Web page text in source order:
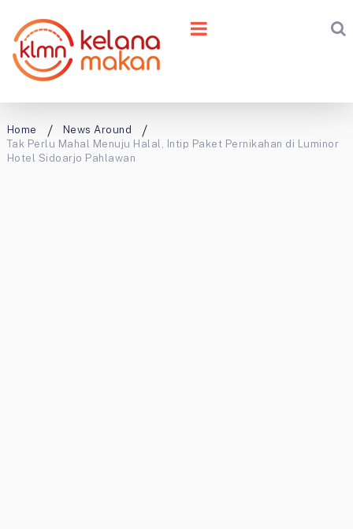
Home
News Around
Tak Perlu Mahal Menuju Halal, Intip Paket Pernikahan di Luminor
Hotel Sidoarjo Pahlawan